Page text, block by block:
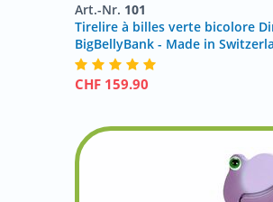
Art.-Nr. 101
Tirelire à billes verte bicolore
BigBellyBank - Made in
CHF 159.90